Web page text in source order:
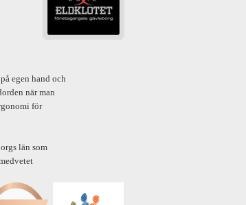
egen hand och
när man
för
län som